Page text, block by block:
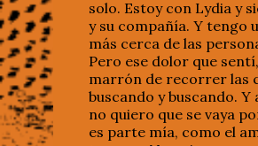
solo. Estoy con Lydia y
y su compañía. Y tengo
más cerca de las
Pero ese dolor que
marrón de recorrer las
buscando y buscando. Y
no quiero que se vaya
es parte mía, como el